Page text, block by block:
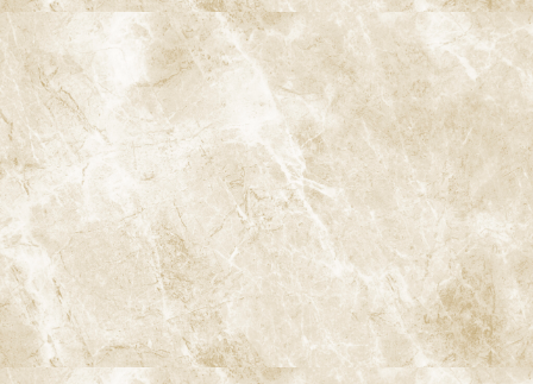
の残存歯数が日本よりもはるかに多いというデータがあります。
スウェーデンでは、80歳以上の高齢者でも20本以上の歯が残って
いることが多く、これは予防ケアが徹底されていることの成果で
す。
4-2. 日本の現状
日本では、80歳時点での残存歯数は平均15本程度と、欧米と比較
すると少ないです。しかし、これは「8020運動」の成果であり、
数十年前のデータに比べると大幅に改善されています。以前は80
歳で10本以下の歯しか残っていないケースが多かったため、予防
意識の向上が成果を上げつつあることがわかります。